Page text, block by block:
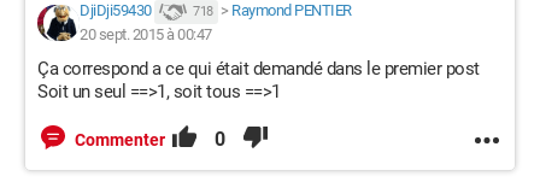
DjiDji59430 718 > Raymond PENTIER
20 sept. 2015 à 00:47
Ça correspond a ce qui était demandé dans le premier post
Soit un seul ==>1, soit tous ==>1
Commenter 0